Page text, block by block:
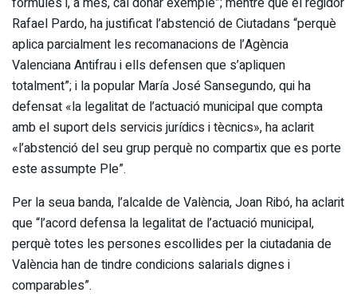
Rafael Pardo, ha justificat l’abstenció de Ciutadans “perquè
aplica parcialment les recomanacions de l’Agència
Valenciana Antifrau i ells defensen que s’apliquen
totalment”; i la popular María José Sansegundo, qui ha
defensat «la legalitat de l’actuació municipal que compta
amb el suport dels servicis jurídics i tècnics», ha aclarit
«l’abstenció del seu grup perquè no compartix que es porte
este assumpte Ple”.
Per la seua banda, l’alcalde de València, Joan Ribó, ha aclarit
que “l’acord defensa la legalitat de l’actuació municipal,
perquè totes les persones escollides per la ciutadania de
València han de tindre condicions salarials dignes i
comparables”.